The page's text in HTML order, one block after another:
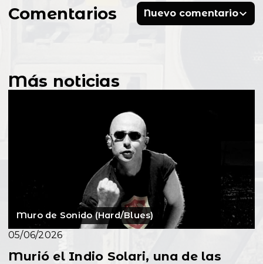
Comentarios Nuevo comentario
Más noticias
Muro de Sonido (Hard/Blues)
05/06/2026
Murió el Indio Solari, una de las